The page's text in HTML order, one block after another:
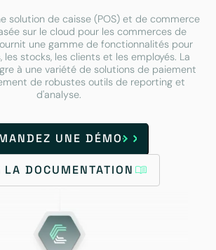
solution de caisse (POS) et de commerce
sur le cloud pour les commerces de
une gamme de fonctionnalités pour
les stocks, les clients et les employés. La
à une variété de solutions de paiement
de robustes outils de reporting et
d'analyse.
UNE DÉMO
LA DOCUMENTATION